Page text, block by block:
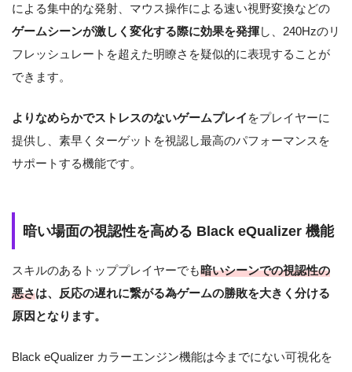
による集中的な発射、マウス操作による速い視野変換などの
ゲームシーンが激しく変化する際に効果を発揮し、240Hzのリ
フレッシュレートを超えた明瞭さを疑似的に表現することが
できます。
よりなめらかでストレスのないゲームプレイ をプレイヤーに
提供し、素早くターゲットを視認し最高のパフォーマンスを
サポートする機能です。
暗い場面の視認性を高める Black eQualizer 機能
スキルのあるトッププレイヤーでも暗いシーンでの視認性の
悪さは、反応の遅れに繋がる為ゲームの勝敗を大きく分ける
原因となります。
Black eQualizer カラーエンジン機能は今までにない可視化を